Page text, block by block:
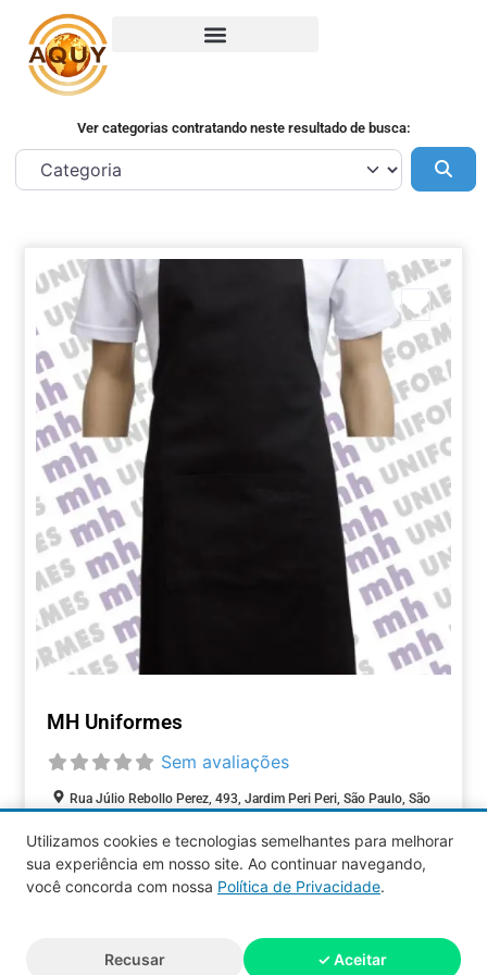
Ver categorias contratando neste resultado de busca:
MH Uniformes
Sem avaliações
Rua Júlio Rebollo Perez, 493, Jardim Peri Peri, São Paulo, São
COMÉRCIOS
reservados.
Utilizamos cookies e tecnologias semelhantes para melhorar
sua experiência em nosso site. Ao continuar navegando,
você concorda com nossa Política de Privacidade.
Recusar ✓ Aceitar